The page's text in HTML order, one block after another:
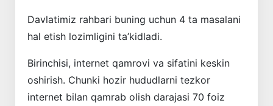
Davlatimiz rahbari buning uchun 4 ta masalani
hal etish lozimligini ta’kidladi.
Birinchisi, internet qamrovi va sifatini keskin
oshirish. Chunki hozir hududlarni tezkor
internet bilan qamrab olish darajasi 70 foiz